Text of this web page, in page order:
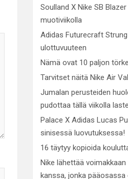
Soulland X Nike SB
muotiviikolla
Adidas Futurecraft
ulottuvuuteen
Nämä ovat 10 paljon
Tarvitset näitä Nike Air
Jumalan perusteiden
pudottaa tällä viikolla
Palace X Adidas Lucas
sinisessä luovutuksessa!
16 täytyy kopioida
Nike lähettää
kanssa, jonka